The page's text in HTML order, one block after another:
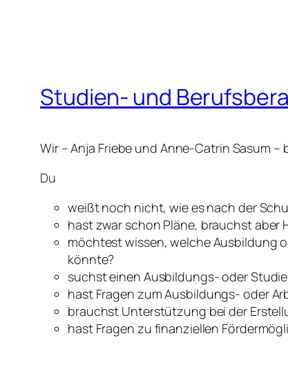
Studien- und
Wir – Anja Friebe und Anne-Catrin Sasum
Du
weißt noch nicht, wie es nach der
hast zwar schon Pläne, brauchst aber
möchtest wissen, welche Ausbildung
könnte?
suchst einen Ausbildungs- oder
hast Fragen zum Ausbildungs- oder
brauchst Unterstützung bei der
hast Fragen zu finanziellen